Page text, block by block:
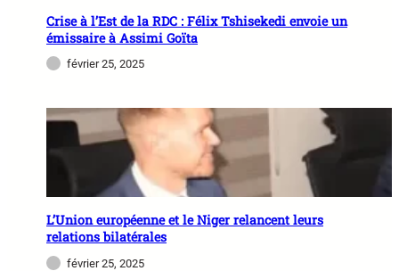
Crise à l’Est de la RDC : Félix Tshisekedi envoie un
émissaire à Assimi Goïta
février 25, 2025
L’Union européenne et le Niger relancent leurs
relations bilatérales
février 25, 2025